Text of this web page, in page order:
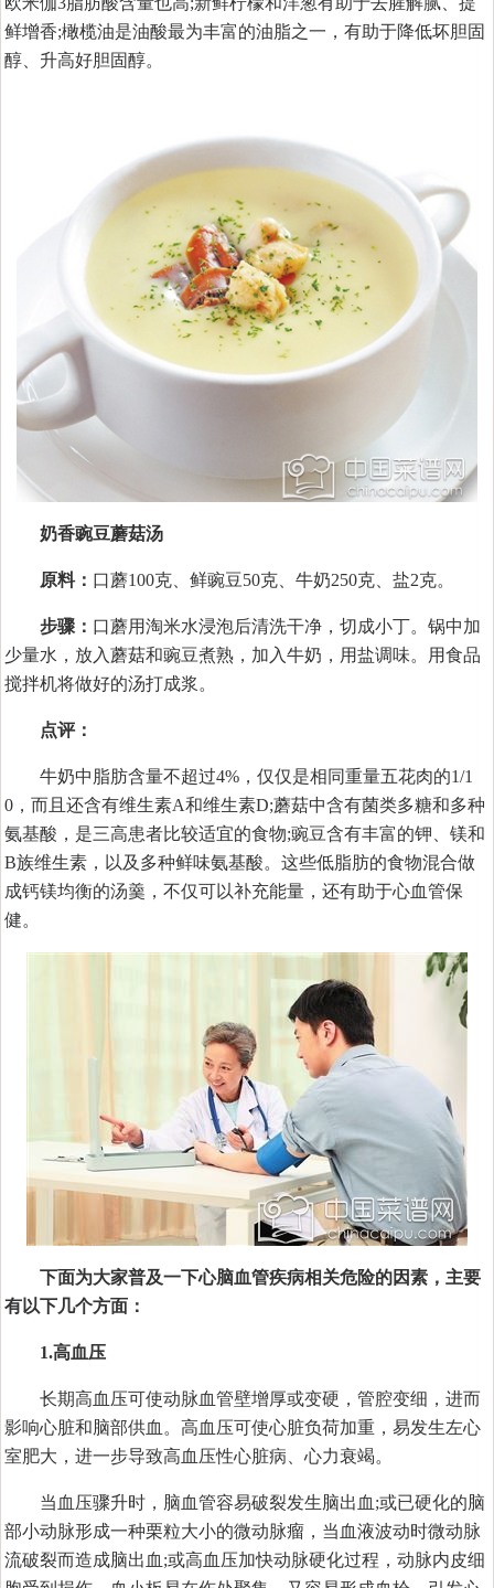
鲜增香;橄榄油是油酸最为丰富的油脂之一，有助于降低坏胆固
醇、升高好胆固醇。
奶香豌豆蘑菇汤
原料： 口蘑100克、鲜豌豆50克、牛奶250克、盐2克。
步骤： 口蘑用淘米水浸泡后清洗干净，切成小丁。锅中加
少量水，放入蘑菇和豌豆煮熟，加入牛奶，用盐调味。用食品
搅拌机将做好的汤打成浆。
点评：
牛奶中脂肪含量不超过4%，仅仅是相同重量五花肉的1/1
0，而且还含有维生素A和维生素D;蘑菇中含有菌类多糖和多种
氨基酸，是三高患者比较适宜的食物;豌豆含有丰富的钾、镁和
B族维生素，以及多种鲜味氨基酸。这些低脂肪的食物混合做
成钙镁均衡的汤羹，不仅可以补充能量，还有助于心血管保
健。
下面为大家普及一下心脑血管疾病相关危险的因素，主要
有以下几个方面：
1.高血压
长期高血压可使动脉血管壁增厚或变硬，管腔变细，进而
影响心脏和脑部供血。高血压可使心脏负荷加重，易发生左心
室肥大，进一步导致高血压性心脏病、心力衰竭。
当血压骤升时，脑血管容易破裂发生脑出血;或已硬化的脑
部小动脉形成一种栗粒大小的微动脉瘤，当血液波动时微动脉
流破裂而造成脑出血;或高血压加快动脉硬化过程，动脉内皮细